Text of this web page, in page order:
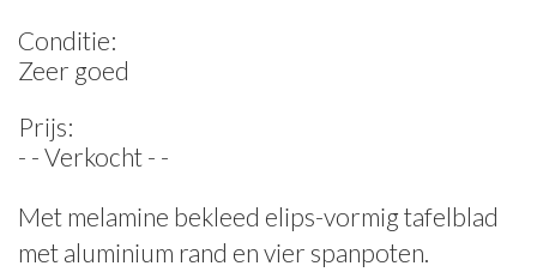
Conditie:
Zeer goed
Prijs:
- - Verkocht - -
Met melamine bekleed elips-vormig tafelblad
met aluminium rand en vier spanpoten.